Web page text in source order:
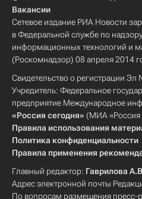
Вакансии
Сетевое издание РИА Новости
в Федеральной службе по
информационных технологий и
(Роскомнадзор) 08 апреля 2014
Свидетельство о регистрации
Учредитель: Федеральное
предприятие Международное
«Россия сегодня» (МИА «Россия
Правила использования
Политика конфиденциальности
Правила применения
Главный редактор: Гаврилова
Адрес электронной почты
По вопросам размещения пресс-